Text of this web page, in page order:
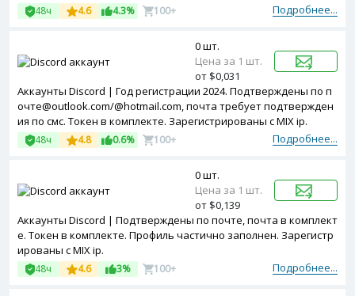
Подробнее...
48ч 4.6 4.3% 100+
Аккаунты Discord | Год регистрации 2024. Подтверждены по п
очте@outlook.com/@hotmail.com, почта требует подтвержден
ия по смс. Токен в комплекте. Зарегистрированы с MIX ip.
Подробнее...
48ч 4.8 0.6% 100+
0 шт.
Цена за 1 шт.
от $0,031
Аккаунты Discord | Подтверждены по почте, почта в комплект
е. Токен в комплекте. Профиль частично заполнен. Зарегистр
ированы с MIX ip.
Подробнее...
48ч 4.6 3% 100+
0 шт.
Цена за 1 шт.
от $0,139